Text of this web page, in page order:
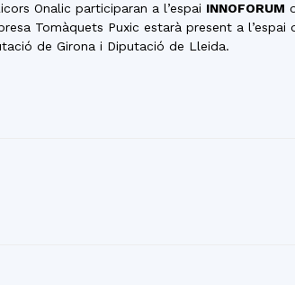
Onalic participaran a l’espai INNOFORUM
Tomàquets Puxic estarà present a l’espai
de Girona i Diputació de Lleida.